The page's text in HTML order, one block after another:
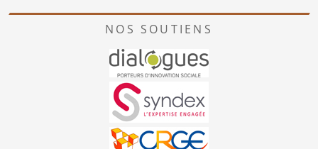
NOS SOUTIENS